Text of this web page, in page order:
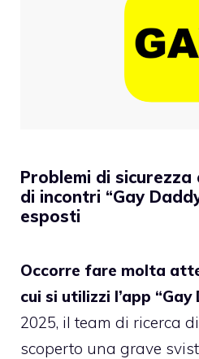
Problemi di sicurezza
di incontri “Gay
esposti
Occorre fare molta
cui si utilizzi l’app “Gay
2025, il team di ricerca
scoperto una grave